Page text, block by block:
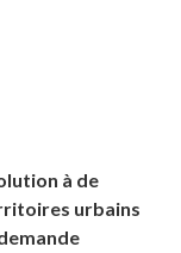
à de
urbains